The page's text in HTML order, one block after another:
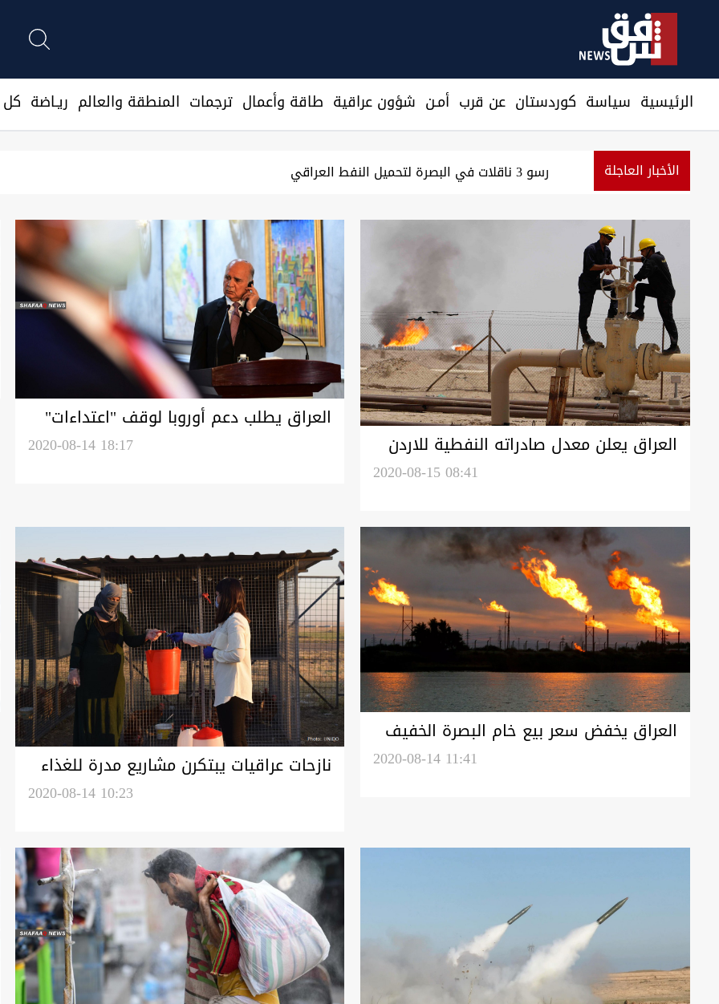
الرئيسية سیاسة كوردستان عن قرب أمـن شؤون عراقية طاقة وأعمال ترجمات المنطقة والعالم ريـاضة كل
الأخبار العاجلة مسؤول سعودي: نرصد استعدادات من جماعات عراقية لمهاجمتنا
العراق يعلن معدل صادراته النفطية للاردن
2020-08-15 08:41
العراق يطلب دعم أوروبا لوقف "اعتداءات"
2020-08-14 18:17
العراق يخفض سعر بيع خام البصرة الخفيف
2020-08-14 11:41
نازحات عراقيات يبتكرن مشاريع مدرة للغذاء
2020-08-14 10:23